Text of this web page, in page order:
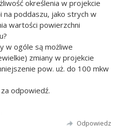
określenia w projekcie
na poddaszu, jako strych w
wartości powierzchni
w ogóle są możliwe
zmiany w projekcie
pow. uż. do 100 mkw
odpowiedź.
Odpowiedz